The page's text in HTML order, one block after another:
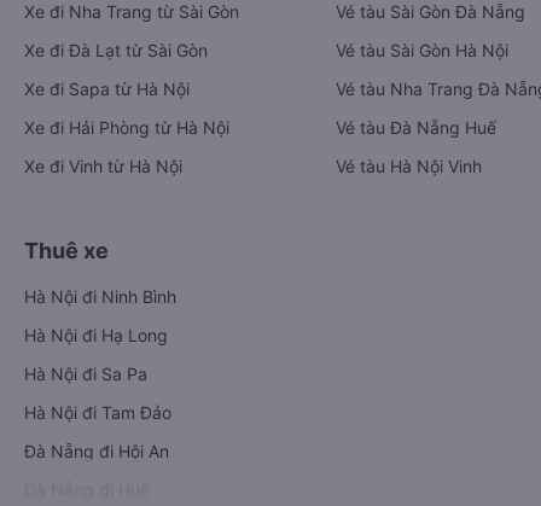
Xe đi Nha Trang từ Sài Gòn
Xe đi Đà Lạt từ Sài Gòn
Xe đi Sapa từ Hà Nội
Xe đi Hải Phòng từ Hà Nội
Xe đi Vinh từ Hà Nội
Vé tàu Sài Gòn Đà Nẵng
Vé tàu Sài Gòn Hà Nội
Vé tàu Nha Trang Đà
Vé tàu Đà Nẵng Huế
Vé tàu Hà Nội Vinh
Thuê xe
Hà Nội đi Ninh Bình
Hà Nội đi Hạ Long
Hà Nội đi Sa Pa
Hà Nội đi Tam Đảo
Đà Nẵng đi Hội An